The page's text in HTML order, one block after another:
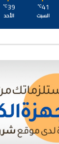
41
℃
السبت
39
℃
الأحد